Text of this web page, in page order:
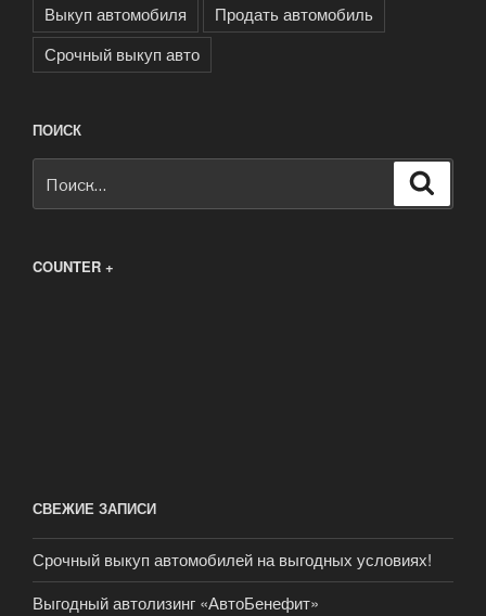
Выкуп автомобиля
Продать автомобиль
Срочный выкуп авто
ПОИСК
COUNTER +
СВЕЖИЕ ЗАПИСИ
Срочный выкуп автомобилей на выгодных условиях!
Выгодный автолизинг «АвтоБенефит»